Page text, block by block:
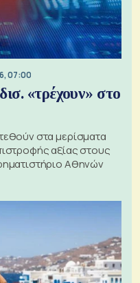
07:00
«τρέχουν» στο
στα μερίσματα
αξίας στους
Αθηνών